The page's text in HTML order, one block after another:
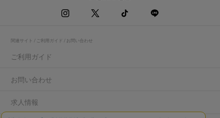
関連サイト / ご利用ガイド / お問い合わせ
ご利用ガイド
お問い合わせ
求人情報